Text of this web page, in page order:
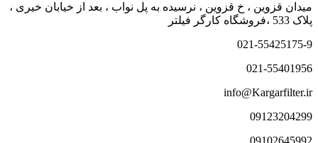
میدان قزوین ، خ قزوین ، نرسیده به پل نواب ، بعد از خیابان خیری ،
پلاک 533 ،فروشگاه کارگر فیلتر
021-55425175-9
021-55401956
info@Kargarfilter.ir
09123204299
09102645992